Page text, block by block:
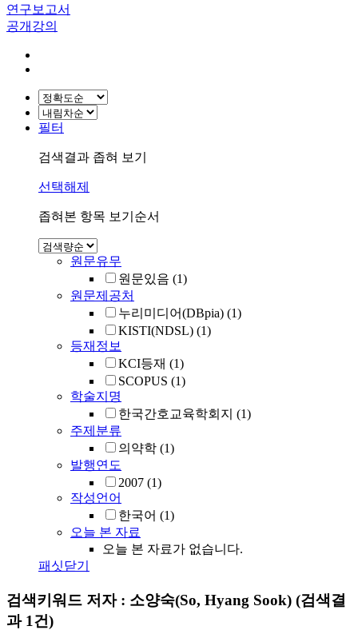
연구보고서
공개강의
필터
검색결과 좁혀 보기
선택해제
좁혀본 항목 보기순서
원문유무
원문있음 (1)
원문제공처
누리미디어(DBpia) (1)
KISTI(NDSL) (1)
등재정보
KCI등재 (1)
SCOPUS (1)
학술지명
한국간호교육학회지 (1)
주제분류
의약학 (1)
발행연도
2007 (1)
작성언어
한국어 (1)
오늘 본 자료
오늘 본 자료가 없습니다.
패싯닫기
검색키워드 저자 : 소양숙(So, Hyang Sook) (검색결
과 1건)